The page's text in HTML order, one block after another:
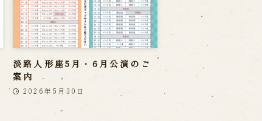
淡路人形座5月・6月公演のご
案内
2026年5月30日